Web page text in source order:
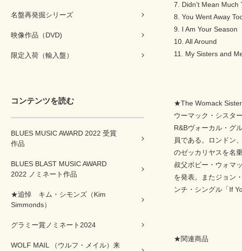
名盤再発掘シリーズ
映像作品（DVD)
限定入荷（輸入盤）
コンテンツを読む
BLUES MUSIC AWARD 2022 受賞
作品
BLUES BLAST MUSIC AWARD
2022 ノミネート作品
★追悼 キム・シモンズ（Kim
Simmonds）
グラミー賞ノミネート2024
WOLF MAIL （ウルフ・メイル）来
7. Didn’t Mean Much
8. You Went Away
9. I Am Your Season
10. All Around
11. My Sisters and
★The Womack
ウーマック・シスタ
R&Bヴォーカル・グ
員である。ロンドン
のゼッカリヤスを名
叔父ボビー・ウォマ
を発表。またジョン
ンチ・シングル「If
★関連商品